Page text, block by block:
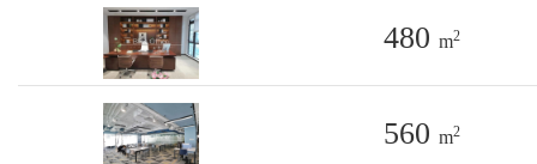
480 m2
560 m2